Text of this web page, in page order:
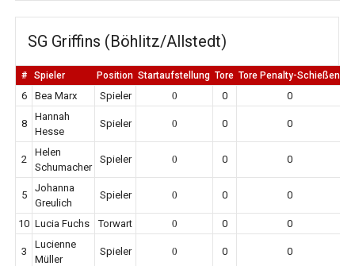
SG Griffins (Böhlitz/Allstedt)
# Spieler Position Startaufstellung Tore Tore Penalty-Schießen
6 Bea Marx Spieler 0 0 0
8
Hannah
Hesse
Spieler 0 0 0
2
Helen
Schumacher
Spieler 0 0 0
5
Johanna
Greulich
Spieler 0 0 0
10 Lucia Fuchs Torwart 0 0 0
3
Lucienne
Müller
Spieler 0 0 0